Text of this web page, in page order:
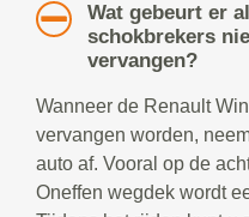
Wat gebeurt er
schokbrekers
vervangen?
Wanneer de Renault
vervangen worden,
auto af. Vooral op de
Oneffen wegdek wordt